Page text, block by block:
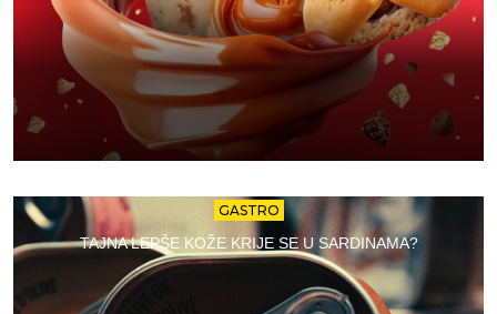
GASTRO
TAJNA LEPŠE KOŽE KRIJE SE U SARDINAMA?